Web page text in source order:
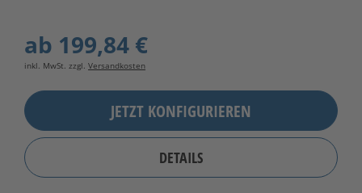
ab 199,84 €
inkl. MwSt. zzgl. Versandkosten
JETZT KONFIGURIEREN
DETAILS